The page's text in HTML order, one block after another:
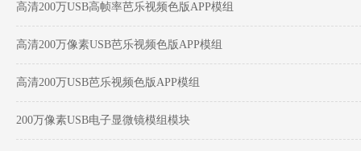
高清200万USB高帧率芭乐视频色版APP模组
高清200万像素USB芭乐视频色版APP模组
高清200万USB芭乐视频色版APP模组
200万像素USB电子显微镜模组模块